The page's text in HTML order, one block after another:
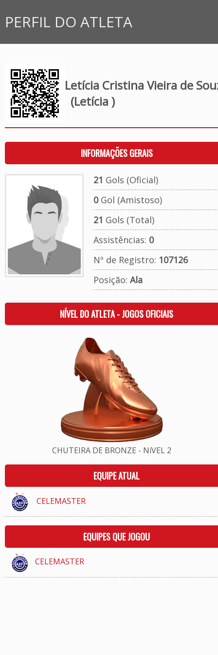
PERFIL DO ATLETA
Letícia Cristina Vieira de
(Letícia )
INFORMAÇÕES GERAIS
21 Gols (Oficial)
0Gol (Amistoso)
21 Gols (Total)
Assistências: 0
Nº de Registro: 107126
Posição: Ala
NÍVEL DO ATLETA - JOGOS OFICIAIS
CHUTEIRA DE BRONZE - NíVEL 2
EQUIPE ATUAL
CELEMASTER
EQUIPES QUE JOGOU
CELEMASTER